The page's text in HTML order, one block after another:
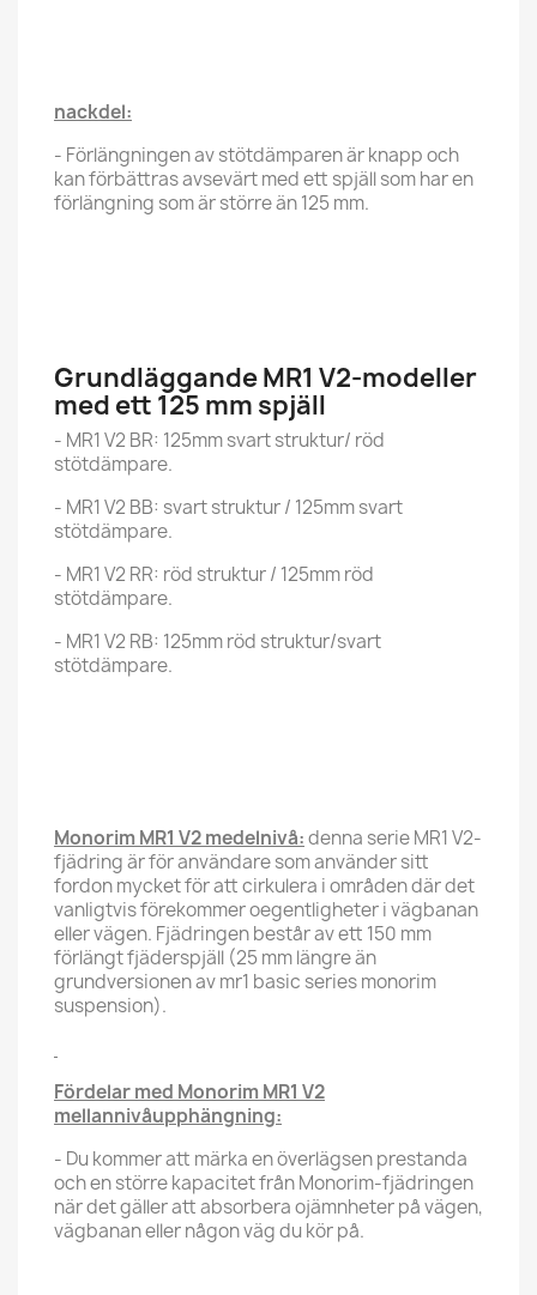
nackdel:
- Förlängningen av stötdämparen är knapp och
kan förbättras avsevärt med ett spjäll som har en
förlängning som är större än 125 mm.
Grundläggande MR1 V2-modeller
med ett 125 mm spjäll
- MR1 V2 BR: 125mm svart struktur/ röd
stötdämpare.
- MR1 V2 BB: svart struktur / 125mm svart
stötdämpare.
- MR1 V2 RR: röd struktur / 125mm röd
stötdämpare.
- MR1 V2 RB: 125mm röd struktur/svart
stötdämpare.
Monorim MR1 V2 medelnivå:denna serie MR1 V2-
fjädring är för användare som använder sitt
fordon mycket för att cirkulera i områden där det
vanligtvis förekommer oegentligheter i vägbanan
eller vägen. Fjädringen består av ett 150 mm
förlängt fjäderspjäll (25 mm längre än
grundversionen av mr1 basic series monorim
suspension).
Fördelar med Monorim MR1 V2
mellannivåupphängning:
- Du kommer att märka en överlägsen prestanda
och en större kapacitet från Monorim-fjädringen
när det gäller att absorbera ojämnheter på vägen,
vägbanan eller någon väg du kör på.